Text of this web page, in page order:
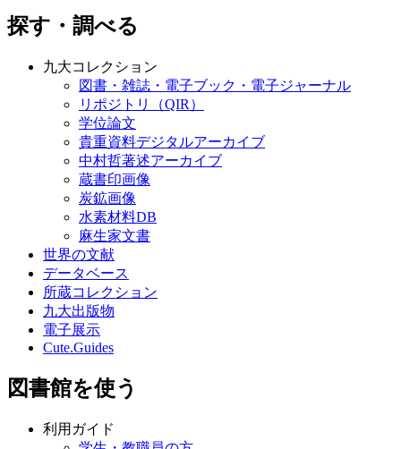
探す・調べる
九大コレクション
図書・雑誌・電子ブック・電子ジャーナル
リポジトリ（QIR）
学位論文
貴重資料デジタルアーカイブ
中村哲著述アーカイブ
蔵書印画像
炭鉱画像
水素材料DB
麻生家文書
世界の文献
データベース
所蔵コレクション
九大出版物
電子展示
Cute.Guides
図書館を使う
利用ガイド